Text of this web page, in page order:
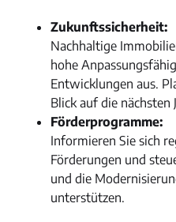
Zukunftssicherheit:
Nachhaltige
hohe
Entwicklungen aus.
Blick auf die nächsten
Förderprogramme:
Informieren Sie sich
Förderungen und
und die
unterstützen.